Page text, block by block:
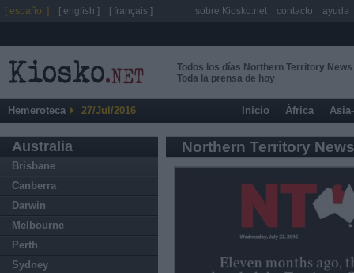
Todos los días Northern Territory News
Toda la prensa de hoy
Hemeroteca 27/Jul/2016 Inicio África
Australia
Brisbane
Canberra
Darwin
Melbourne
Perth
Sydney
Northern Territory News
[ español ] [ english ] [ français ] sobre Kiosko.net contacto ayuda